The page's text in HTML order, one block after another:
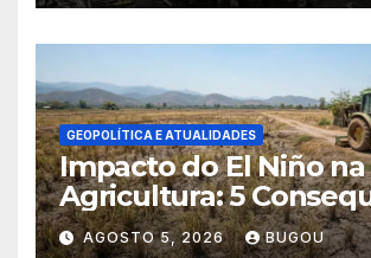
GEOPOLÍTICA E ATUALIDADES
Impacto do El Niño na
Agricultura: 5
Críticas
AGOSTO 5, 2026 BUGOU